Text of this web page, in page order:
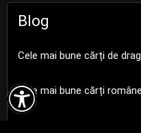

Blog
Cele mai bune cărți de
Cele mai bune cărți